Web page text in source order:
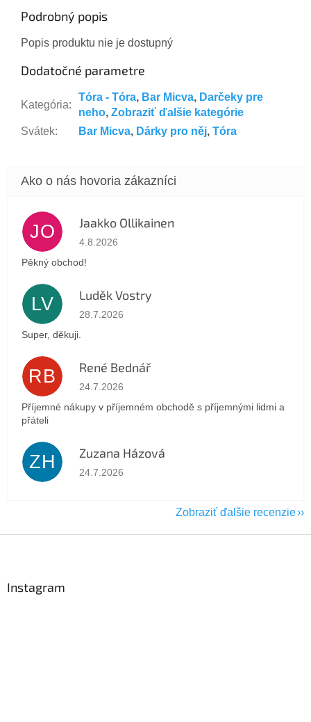
Podrobný popis
Popis produktu nie je dostupný
Dodatočné parametre
Kategória:
Tóra - Tóra, Bar Micva, Darčeky pre
neho, Zobraziť ďalšie kategórie
Svátek: Bar Micva, Dárky pro něj, Tóra
JO Jaakko Ollikainen
Hodnotenie obchodu je 5 z 5 hviezdičiek.
4.8.2026
Pěkný obchod!
LV Luděk Vostry
Hodnotenie obchodu je 5 z 5 hviezdičiek.
28.7.2026
Super, děkuji.
RB René Bednář
Hodnotenie obchodu je 5 z 5 hviezdičiek.
24.7.2026
Příjemné nákupy v příjemném obchodě s příjemnými lidmi a
přáteli
ZH Zuzana Házová
Hodnotenie obchodu je 5 z 5 hviezdičiek.
24.7.2026
Zobraziť ďalšie recenzie
Instagram